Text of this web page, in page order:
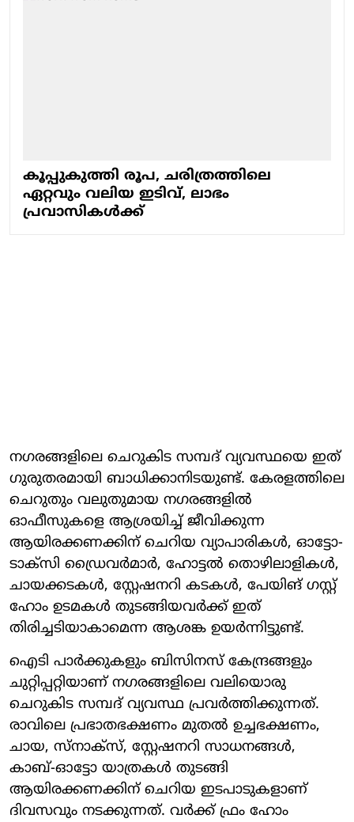
കൂപ്പുകുത്തി രൂപ, ചരിത്രത്തിലെ
ഏറ്റവും വലിയ ഇടിവ്, ലാഭം
പ്രവാസികള്‍ക്ക്
നഗരങ്ങളിലെ ചെറുകിട സമ്പദ് വ്യവസ്ഥയെ ഇത്
ഗുരുതരമായി ബാധിക്കാനിടയുണ്ട്. കേരളത്തിലെ
ചെറുതും വലുതുമായ നഗരങ്ങളില്‍
ഓഫീസുകളെ ആശ്രയിച്ച് ജീവിക്കുന്ന
ആയിരക്കണക്കിന് ചെറിയ വ്യാപാരികള്‍, ഓട്ടോ-
ടാക്സി ഡ്രൈവര്‍മാര്‍, ഹോട്ടല്‍ തൊഴിലാളികള്‍,
ചായക്കടകള്‍, സ്റ്റേഷനറി കടകള്‍, പേയിങ് ഗസ്റ്റ്
ഹോം ഉടമകള്‍ തുടങ്ങിയവര്‍ക്ക് ഇത്
തിരിച്ചടിയാകാമെന്ന ആശങ്ക ഉയര്‍ന്നിട്ടുണ്ട്.
ഐടി പാര്‍ക്കുകളും ബിസിനസ് കേന്ദ്രങ്ങളും
ചുറ്റിപ്പറ്റിയാണ് നഗരങ്ങളിലെ വലിയൊരു
ചെറുകിട സമ്പദ് വ്യവസ്ഥ പ്രവര്‍ത്തിക്കുന്നത്.
രാവിലെ പ്രഭാതഭക്ഷണം മുതല്‍ ഉച്ചഭക്ഷണം,
ചായ, സ്നാക്‌സ്, സ്റ്റേഷനറി സാധനങ്ങള്‍,
കാബ്-ഓട്ടോ യാത്രകള്‍ തുടങ്ങി
ആയിരക്കണക്കിന് ചെറിയ ഇടപാടുകളാണ്
ദിവസവും നടക്കുന്നത്. വര്‍ക്ക് ഫ്രം ഹോം